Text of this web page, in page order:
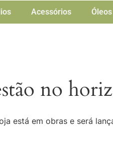
Acessórios
no
está em obras e será